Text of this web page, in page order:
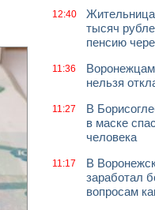
12:40
тысяч
пенсию
11:36
нельзя
11:27
В
в маске
человека
11:17
В
заработал
вопросам